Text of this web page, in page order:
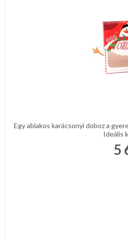
Egy ablakos karácsonyi doboz a
Ideális
5